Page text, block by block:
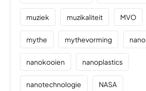
muziek muzikaliteit MVO
mythe mythevorming nano
nanokooien nanoplastics
nanotechnologie NASA